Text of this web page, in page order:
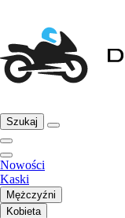
Szukaj
Nowości
Kaski
Mężczyźni
Kobieta